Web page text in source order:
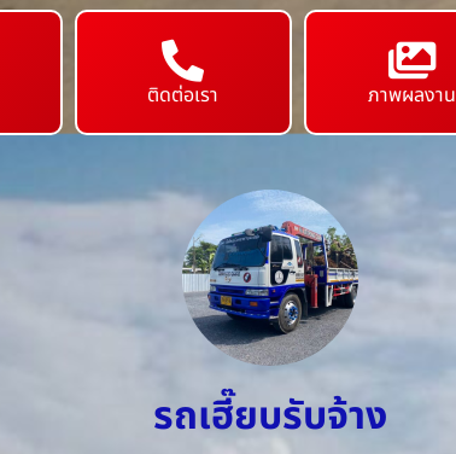
ติดต่อเรา ภาพผลงาน
รถเฮี๊ยบรับจ้าง